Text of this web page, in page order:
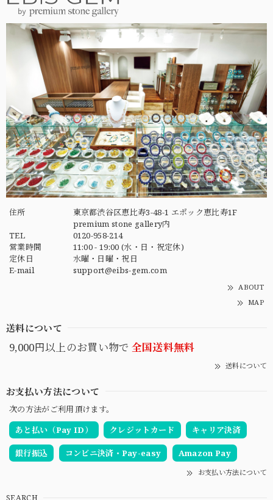
住所
東京都渋谷区恵比寿3-48-1 エポック恵比寿1F
premium stone gallery内
TEL
0120-958-214
営業時間
11:00 - 19:00 (水・日・祝定休)
定休日
水曜・日曜・祝日
E-mail
support@eibs-gem.com
ABOUT
MAP
送料について
9,000円以上のお買い物で 全国送料無料
送料について
お支払い方法について
次の方法がご利用頂けます。
あと払い（Pay ID）
クレジットカード キャリア決済
銀行振込 コンビニ決済・Pay-easy Amazon Pay
お支払い方法について
SEARCH